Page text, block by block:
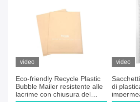
video
Eco-friendly Recycle Plastic
Bubble Mailer resistente alle
lacrime con chiusura del
video
di